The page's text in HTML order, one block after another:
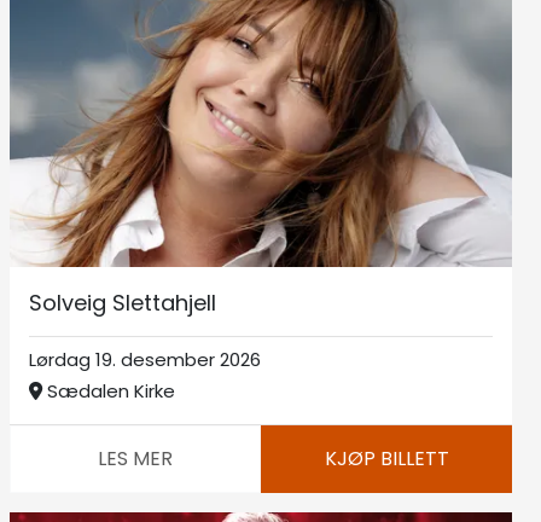
Solveig Slettahjell
Lørdag 19. desember 2026
Sædalen Kirke
LES MER KJØP BILLETT